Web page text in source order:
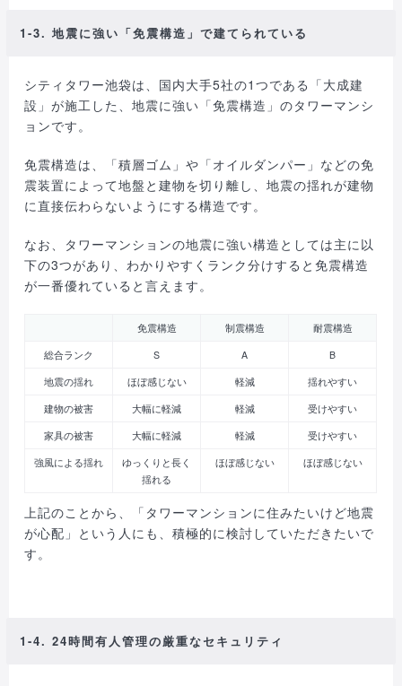
1-3. 地震に強い「免震構造」で建てられている
シティタワー池袋は、国内大手5社の1つである「大成建
設」が施工した、地震に強い「免震構造」のタワーマンシ
ョンです。
免震構造は、「積層ゴム」や「オイルダンパー」などの免
震装置によって地盤と建物を切り離し、地震の揺れが建物
に直接伝わらないようにする構造です。
なお、タワーマンションの地震に強い構造としては主に以
下の3つがあり、わかりやすくランク分けすると免震構造
が一番優れていると言えます。
免震構造 制震構造
耐震構造
総合ランク
S A
B
地震の揺れ
ほぼ感じない 軽減
揺れやすい
建物の被害
大幅に軽減 軽減
受けやすい
家具の被害
大幅に軽減 軽減
受けやすい
強風による揺れ
ゆっくりと長く
揺れる
ほぼ感じない ほぼ感じない
上記のことから、「タワーマンションに住みたいけど地震
が心配」という人にも、積極的に検討していただきたいで
す。
1-4. 24時間有人管理の厳重なセキュリティ